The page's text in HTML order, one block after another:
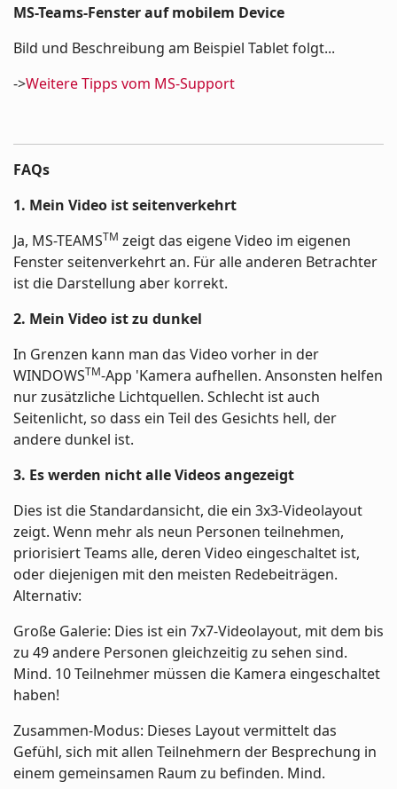
MS-Teams-Fenster auf mobilem Device
Bild und Beschreibung am Beispiel Tablet folgt...
->Weitere Tipps vom MS-Support
FAQs
1. Mein Video ist seitenverkehrt
Ja, MS-TEAMSTM zeigt das eigene Video im eigenen
Fenster seitenverkehrt an. Für alle anderen Betrachter
ist die Darstellung aber korrekt.
2. Mein Video ist zu dunkel
In Grenzen kann man das Video vorher in der
WINDOWSTM-App 'Kamera aufhellen. Ansonsten helfen
nur zusätzliche Lichtquellen. Schlecht ist auch
Seitenlicht, so dass ein Teil des Gesichts hell, der
andere dunkel ist.
3. Es werden nicht alle Videos angezeigt
Dies ist die Standardansicht, die ein 3x3-Videolayout
zeigt. Wenn mehr als neun Personen teilnehmen,
priorisiert Teams alle, deren Video eingeschaltet ist,
oder diejenigen mit den meisten Redebeiträgen.
Alternativ:
Große Galerie: Dies ist ein 7x7-Videolayout, mit dem bis
zu 49 andere Personen gleichzeitig zu sehen sind.
Mind. 10 Teilnehmer müssen die Kamera eingeschaltet
haben!
Zusammen-Modus: Dieses Layout vermittelt das
Gefühl, sich mit allen Teilnehmern der Besprechung in
einem gemeinsamen Raum zu befinden. Mind.